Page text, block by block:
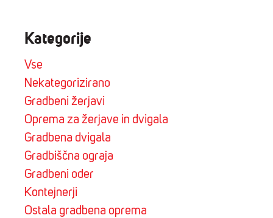
Kategorije
Vse
Nekategorizirano
Gradbeni žerjavi
Oprema za žerjave in dvigala
Gradbena dvigala
Gradbiščna ograja
Gradbeni oder
Kontejnerji
Ostala gradbena oprema